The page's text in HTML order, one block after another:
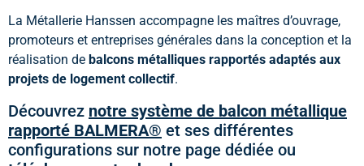
La Métallerie Hanssen accompagne les maîtres d’ouvrage,
promoteurs et entreprises générales dans la conception et la
réalisation de balcons métalliques rapportés adaptés aux
projets de logement collectif.
Découvrez notre système de balcon métallique
rapporté BALMERA® et ses différentes
configurations sur notre page dédiée ou